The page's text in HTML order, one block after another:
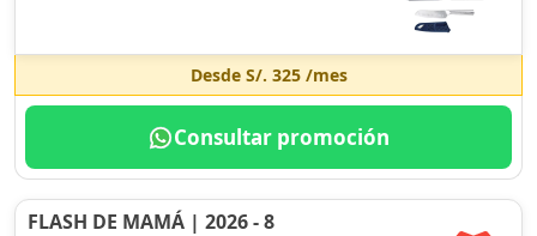
Desde S/. 325/mes
Consultar promoción
FLASH DE MAMÁ | 2026 - 8